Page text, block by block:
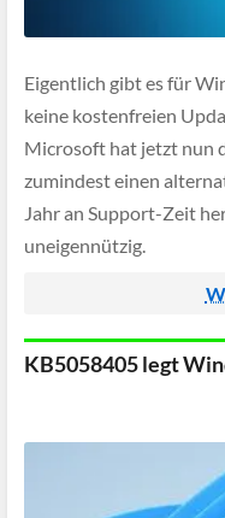
Eigentlich gibt es für
keine kostenfreien
Microsoft hat jetzt nun
zumindest einen
Jahr an Support-Zeit
uneigennützig.
KB5058405 legt